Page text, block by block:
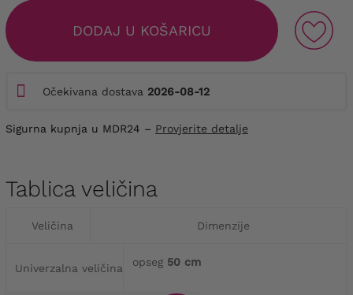
DODAJ U KOŠARICU
Očekivana dostava 2026-08-12
Sigurna kupnja u MDR24 – Provjerite detalje
Tablica veličina
Veličina Dimenzije
Univerzalna veličina opseg 50 cm